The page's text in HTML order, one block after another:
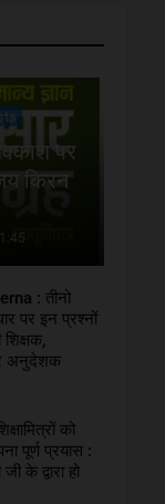
पर
किरन
: तीनो
पर इन प्रश्नों
अनुदेशक
को
पूर्ण प्रयास :
के द्वारा हो